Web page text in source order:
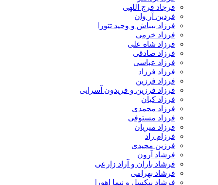
فرجاد فرج اللهی
فردین آر وان
فرزاد بیباش و وحید تتورا
فرزاد خرمی
فرزاد شاه علی
فرزاد صادقی
فرزاد عباسی
فرزاد فرزاد
فرزاد فرزین
فرزاد فرزین و فریدون آسرایی
فرزاد کیان
فرزاد محمدی
فرزاد مستوفی
فرزاد میریان
فرزام راد
فرزین مجیدی
فرشاد آرون
فرشاد باران و آراد زارعی
فرشاد بهرامی
فرشاد پیکسل و نیما اهورا